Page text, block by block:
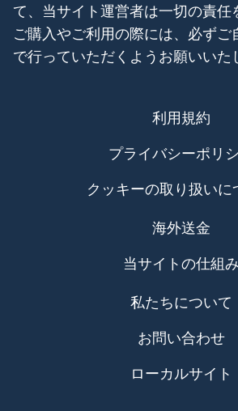
て、当サイト運営者は一切の責任
ご購入やご利用の際には、必ずご
で行っていただくようお願いいた
利用規約
プライバシーポリ
クッキーの取り扱いに
海外送金
当サイトの仕組み
私たちについて
お問い合わせ
ローカルサイト